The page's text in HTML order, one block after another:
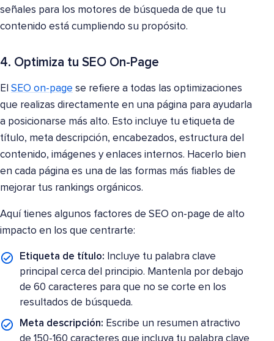
señales para los motores de búsqueda de que tu
contenido está cumpliendo su propósito.
4. Optimiza tu SEO On-Page
El SEO on-page se refiere a todas las optimizaciones
que realizas directamente en una página para ayudarla
a posicionarse más alto. Esto incluye tu etiqueta de
título, meta descripción, encabezados, estructura del
contenido, imágenes y enlaces internos. Hacerlo bien
en cada página es una de las formas más fiables de
mejorar tus rankings orgánicos.
Aquí tienes algunos factores de SEO on-page de alto
impacto en los que centrarte:
Etiqueta de título: Incluye tu palabra clave
principal cerca del principio. Mantenla por debajo
de 60 caracteres para que no se corte en los
resultados de búsqueda.
Meta descripción: Escribe un resumen atractivo
de 150-160 caracteres que incluya tu palabra clave